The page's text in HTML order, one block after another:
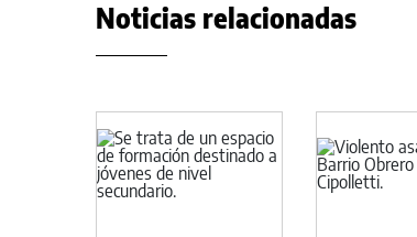
Noticias relacionadas